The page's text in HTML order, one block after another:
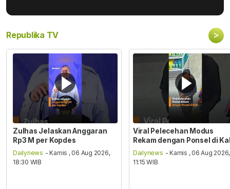
Republika TV >
Zulhas Jelaskan Anggaran
Rp3 M per Kopdes
Dailynews - Kamis , 06 Aug 2026,
18:30 WIB
Viral Pelecehan Modus
Rekam dengan Ponsel di
Dailynews - Kamis , 06 Aug 2026,
11:15 WIB